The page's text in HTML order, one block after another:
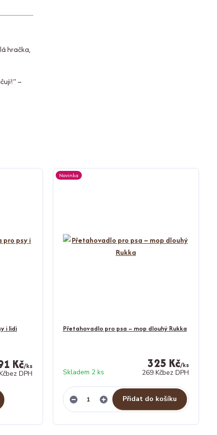
hračka,
–
i lidi
Kč/ks
bez DPH
Novinka
Přetahovadlo pro psa – mop dlouhý Rukka
325 Kč/ks
269 Kčbez DPH
Skladem 2 ks
Přidat do košíku